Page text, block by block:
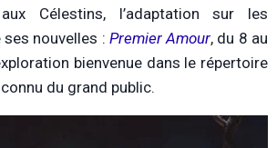
Célestins, l’adaptation sur les
ses nouvelles : Premier Amour, du 8 au
bienvenue dans le répertoire
du grand public.